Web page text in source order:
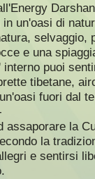
un'oasi di
selvaggio,
e una
puoi
tibetane,
fuori dal
assaporare la
la
e sentirsi